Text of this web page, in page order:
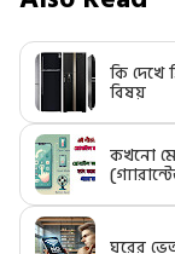
কি দেখে
বিষয়
কখনো
ঘরের